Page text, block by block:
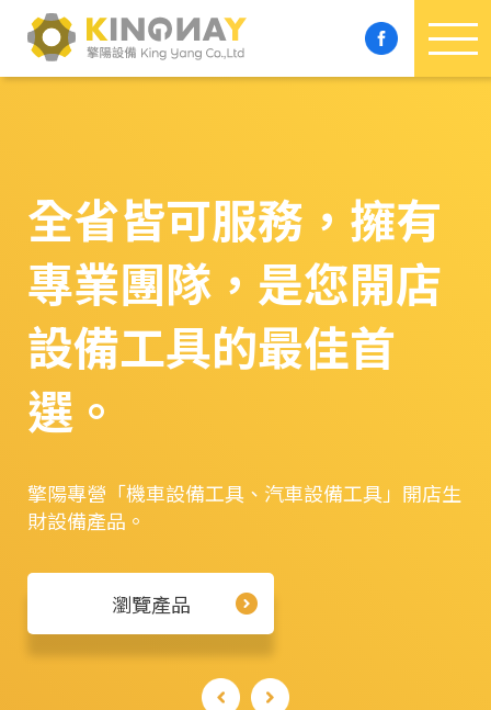
擎
陽
精
於
機
車
設
工
具
及
全省皆可服務，擁有
專業團隊，是您開店
設備工具的最佳首
選。
擎陽專營「機車設備工具、汽車設備工具」開店生
財設備產品。
瀏覽產品